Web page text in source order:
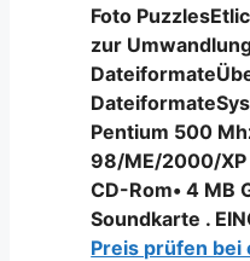
Foto
zur
Pentium 500
98/ME/2000/XP
CD-Rom• 4 MB
Soundkarte .
Preis prüfen bei